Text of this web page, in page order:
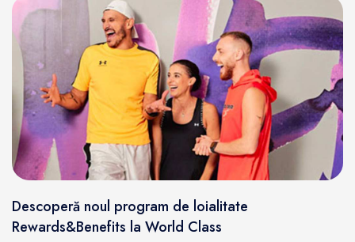
Descoperă noul program de loialitate
Rewards&Benefits la World Class